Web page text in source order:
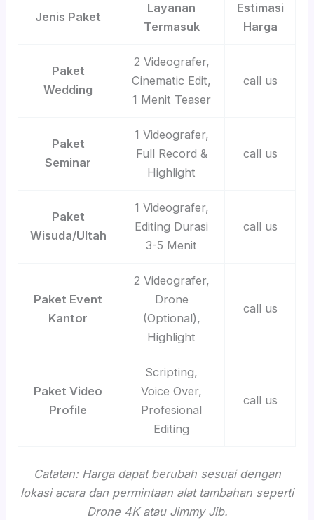
Jenis Paket
Layanan
Termasuk
Estimasi
Harga
Paket
Wedding
2 Videografer,
Cinematic Edit,
1 Menit Teaser
call us
Paket
Seminar
1 Videografer,
Full Record &
Highlight
call us
Paket
Wisuda/Ultah
1 Videografer,
Editing Durasi
3-5 Menit
call us
Paket Event
Kantor
2 Videografer,
Drone
(Optional),
Highlight
call us
Paket Video
Profile
Scripting,
Voice Over,
Profesional
Editing
call us
Catatan: Harga dapat berubah sesuai dengan
lokasi acara dan permintaan alat tambahan seperti
Drone 4K atau Jimmy Jib.